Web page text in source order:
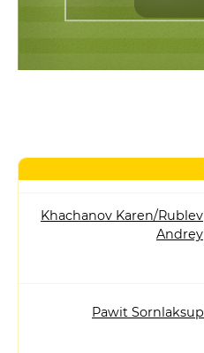
Khachanov Karen/Rublev
Andrey
Pawit Sornlaksup